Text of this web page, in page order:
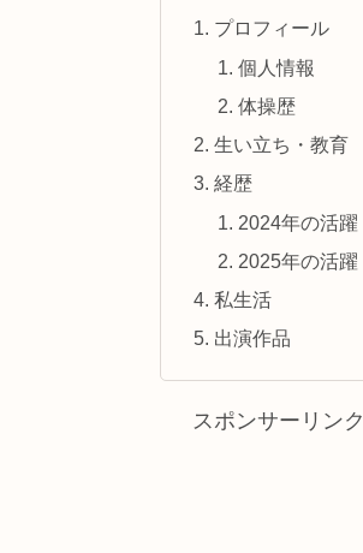
プロフィール
個人情報
体操歴
生い立ち・教育
経歴
2024年の活躍
2025年の活躍
私生活
出演作品
スポンサーリンク